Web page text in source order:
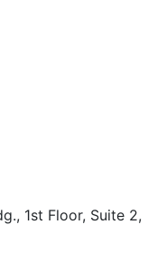
1st Floor, Suite 2,